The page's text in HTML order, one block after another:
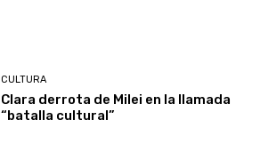
CULTURA
Clara derrota de Milei en la llamada
“batalla cultural”